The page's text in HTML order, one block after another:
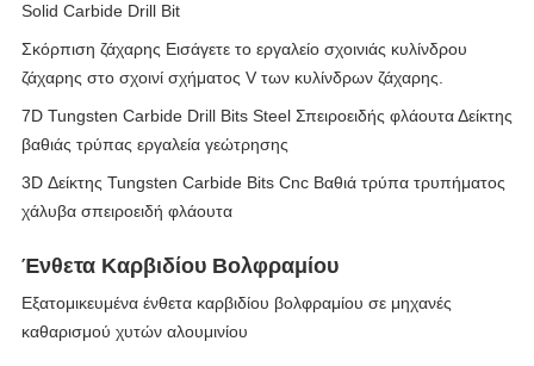
Solid Carbide Drill Bit
Σκόρπιση ζάχαρης Εισάγετε το εργαλείο σχοινιάς κυλίνδρου
ζάχαρης στο σχοινί σχήματος V των κυλίνδρων ζάχαρης.
7D Tungsten Carbide Drill Bits Steel Σπειροειδής φλάουτα Δείκτης
βαθιάς τρύπας εργαλεία γεώτρησης
3D Δείκτης Tungsten Carbide Bits Cnc Βαθιά τρύπα τρυπήματος
χάλυβα σπειροειδή φλάουτα
Ένθετα Καρβιδίου Βολφραμίου
Εξατομικευμένα ένθετα καρβιδίου βολφραμίου σε μηχανές
καθαρισμού χυτών αλουμινίου